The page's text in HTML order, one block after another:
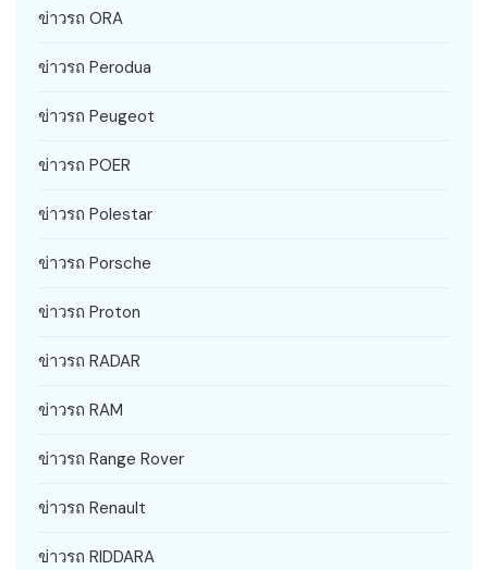
ข่าวรถ ORA
ข่าวรถ Perodua
ข่าวรถ Peugeot
ข่าวรถ POER
ข่าวรถ Polestar
ข่าวรถ Porsche
ข่าวรถ Proton
ข่าวรถ RADAR
ข่าวรถ RAM
ข่าวรถ Range Rover
ข่าวรถ Renault
ข่าวรถ RIDDARA